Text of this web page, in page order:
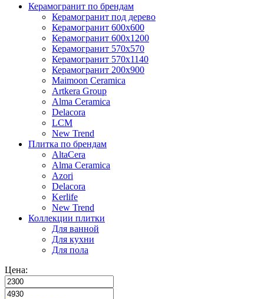
Керамогранит по брендам
Керамогранит под дерево
Керамогранит 600x600
Керамогранит 600x1200
Керамогранит 570x570
Керамогранит 570x1140
Керамогранит 200x900
Maimoon Ceramica
Artkera Group
Alma Ceramica
Delacora
LCM
New Trend
Плитка по брендам
AltaCera
Аlma Ceramica
Azori
Delacora
Kerlife
New Trend
Коллекции плитки
Для ванной
Для кухни
Для пола
Цена: